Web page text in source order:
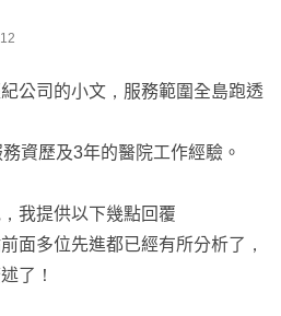
真實的醫療環境 如何應用嗎？
保障 賠不了 賠不夠
像是 賞你一巴掌 再摸摸頭安撫
超過多少才會理賠的
樣的副本實支實付產品就好
提高還能雙實支 (兩份收據，兩
的關係南山10TDD會貴兩倍多
公司的小文，服務範圍全島跑透
資歷及3年的醫院工作經驗。
我提供以下幾點回覆
面多位先進都已經有所分析了，
了！